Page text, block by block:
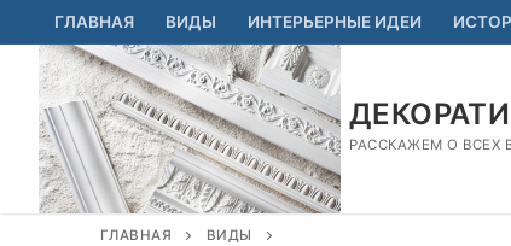
Перейти
к
содержимому
ГЛАВНАЯ ВИДЫ ИНТЕРЬЕРНЫЕ ИДЕИ
РАССКАЖЕМ О ВСЕХ
ГЛАВНАЯ ВИДЫ